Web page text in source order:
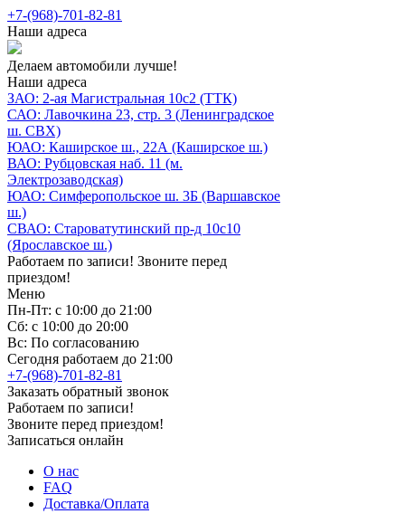
+7-(968)-701-82-81
Наши адреса
Делаем автомобили лучше!
Наши адреса
ЗАО: 2-ая Магистральная 10с2 (ТТК)
САО: Лавочкина 23, стр. 3 (Ленинградское
ш. СВХ)
ЮАО: Каширское ш., 22А (Каширское ш.)
ВАО: Рубцовская наб. 11 (м.
Электрозаводская)
ЮАО: Симферопольское ш. 3Б (Варшавское
ш.)
СВАО: Староватутинский пр-д 10с10
(Ярославское ш.)
Работаем по записи! Звоните перед
приездом!
Меню
Пн-Пт: с 10:00 до 21:00
Сб: с 10:00 до 20:00
Вс: По согласованию
Сегодня работаем до 21:00
+7-(968)-701-82-81
Заказать обратный звонок
Работаем по записи!
Звоните перед приездом!
Записаться онлайн
О нас
FAQ
Доставка/Оплата